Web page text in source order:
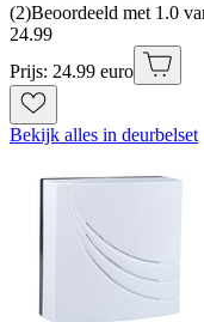
(2)Beoordeeld met 1.0
24.99
Prijs: 24.99 euro
Bekijk alles in deurbelset